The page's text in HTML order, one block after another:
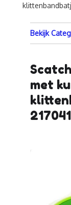
Bekijk
met
217041